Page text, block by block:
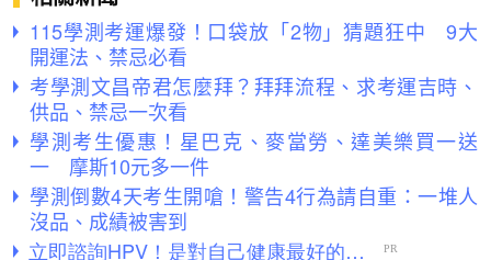
115學測考運爆發！口袋放「2物」猜題狂中 9大
開運法、禁忌必看
考學測文昌帝君怎麼拜？拜拜流程、求考運吉時、
供品、禁忌一次看
學測考生優惠！星巴克、麥當勞、達美樂買一送
一 摩斯10元多一件
學測倒數4天考生開嗆！警告4行為請自重：一堆人
沒品、成績被害到